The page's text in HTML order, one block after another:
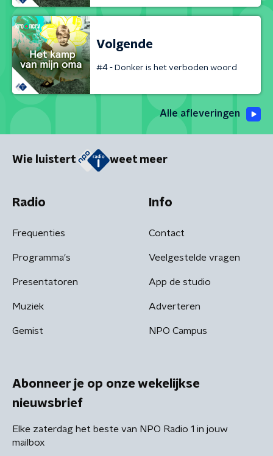
Volgende
#4 - Donker is het verboden woord
Alle afleveringen
Wie luistert weet meer
Radio
Frequenties
Programma's
Presentatoren
Muziek
Gemist
Info
Contact
Veelgestelde vragen
App de studio
Adverteren
NPO Campus
Abonneer je op onze wekelijkse
nieuwsbrief
Elke zaterdag het beste van NPO Radio 1 in jouw
mailbox